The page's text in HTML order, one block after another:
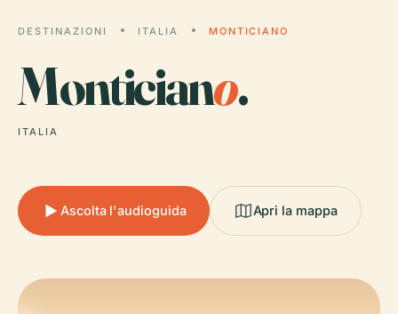
DESTINAZIONI ITALIA MONTICIANO
Monticiano.
ITALIA
Ascolta l'audioguida Apri la mappa